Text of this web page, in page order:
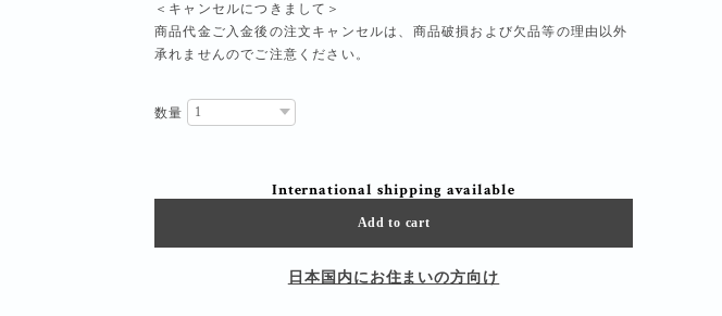
＜キャンセルにつきまして＞
商品代金ご入金後の注文キャンセルは、商品破損および欠品等の理由以外
承れませんのでご注意ください。
数量
International shipping available
Add to cart
日本国内にお住まいの方向け